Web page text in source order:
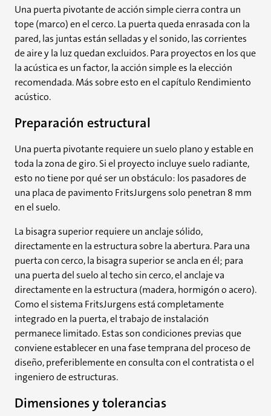
Una puerta pivotante de acción simple cierra contra un
tope (marco) en el cerco. La puerta queda enrasada con la
pared, las juntas están selladas y el sonido, las corrientes
de aire y la luz quedan excluidos. Para proyectos en los que
la acústica es un factor, la acción simple es la elección
recomendada. Más sobre esto en el capítulo Rendimiento
acústico.
Preparación estructural
Una puerta pivotante requiere un suelo plano y estable en
toda la zona de giro. Si el proyecto incluye suelo radiante,
esto no tiene por qué ser un obstáculo: los pasadores de
una placa de pavimento FritsJurgens solo penetran 8 mm
en el suelo.
La bisagra superior requiere un anclaje sólido,
directamente en la estructura sobre la abertura. Para una
puerta con cerco, la bisagra superior se ancla en él; para
una puerta del suelo al techo sin cerco, el anclaje va
directamente en la estructura (madera, hormigón o acero).
Como el sistema FritsJurgens está completamente
integrado en la puerta, el trabajo de instalación
permanece limitado. Estas son condiciones previas que
conviene establecer en una fase temprana del proceso de
diseño, preferiblemente en consulta con el contratista o el
ingeniero de estructuras.
Dimensiones y tolerancias